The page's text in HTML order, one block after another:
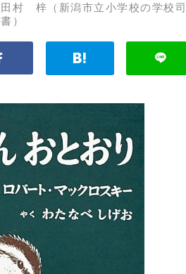
田村 梓（新潟市立小学校の学校司
書）